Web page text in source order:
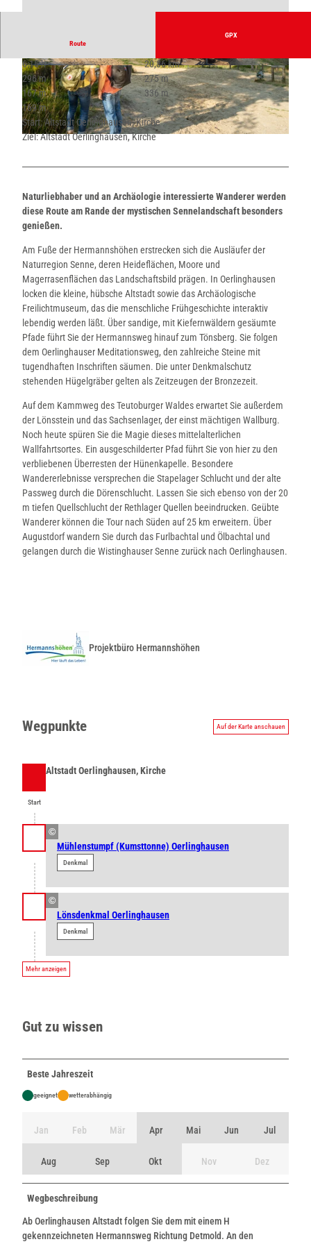
© Teutoburger Wald Tourismus, P. Gawandtka |CC-BY-SA
© Teutoburger Wald Tourismus, P. Gawandtka © Teutoburger Wald Tourismus, P. Gawandtka
Route
GPX
6:15 h
20,86 km
296 m
275 m
167 m
336 m
169 m
Start: Altstadt Oerlinghausen, Kirche
Ziel: Altstadt Oerlinghausen, Kirche
Naturliebhaber und an Archäologie interessierte Wanderer werden
diese Route am Rande der mystischen Sennelandschaft besonders
genießen.
Am Fuße der Hermannshöhen erstrecken sich die Ausläufer der
Naturregion Senne, deren Heideflächen, Moore und
Magerrasenflächen das Landschaftsbild prägen. In Oerlinghausen
locken die kleine, hübsche Altstadt sowie das Archäologische
Freilichtmuseum, das die menschliche Frühgeschichte interaktiv
lebendig werden läßt. Über sandige, mit Kiefernwäldern gesäumte
Pfade führt Sie der Hermannsweg hinauf zum Tönsberg. Sie folgen
dem Oerlinghauser Meditationsweg, den zahlreiche Steine mit
tugendhaften Inschriften säumen. Die unter Denkmalschutz
stehenden Hügelgräber gelten als Zeitzeugen der Bronzezeit.
Auf dem Kammweg des Teutoburger Waldes erwartet Sie außerdem
der Lönsstein und das Sachsenlager, der einst mächtigen Wallburg.
Noch heute spüren Sie die Magie dieses mittelalterlichen
Wallfahrtsortes. Ein ausgeschilderter Pfad führt Sie von hier zu den
verbliebenen Überresten der Hünenkapelle. Besondere
Wandererlebnisse versprechen die Stapelager Schlucht und der alte
Passweg durch die Dörenschlucht. Lassen Sie sich ebenso von der 20
m tiefen Quellschlucht der Rethlager Quellen beeindrucken. Geübte
Wanderer können die Tour nach Süden auf 25 km erweitern. Über
Augustdorf wandern Sie durch das Furlbachtal und Ölbachtal und
gelangen durch die Wistinghauser Senne zurück nach Oerlinghausen.
Projektbüro Hermannshöhen
Wegpunkte Auf der Karte anschauen
Start
Altstadt Oerlinghausen, Kirche
©
Mühlenstumpf (Kumsttonne) Oerlinghausen
Denkmal
©
Lönsdenkmal Oerlinghausen
Denkmal
Mehr anzeigen
Gut zu wissen
Beste Jahreszeit
geeignet wetterabhängig
Jan Feb Mär Apr Mai Jun Jul
Aug Sep Okt Nov Dez
Wegbeschreibung
Ab Oerlinghausen Altstadt folgen Sie dem mit einem H
gekennzeichneten Hermannsweg Richtung Detmold. An den